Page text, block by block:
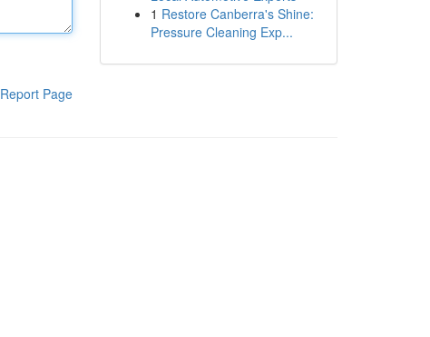
Report Page
1 Restore Canberra's Shine:
Pressure Cleaning Exp...